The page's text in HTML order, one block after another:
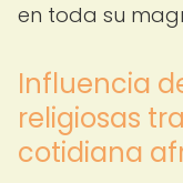
en toda su
Influencia
religiosas
cotidiana